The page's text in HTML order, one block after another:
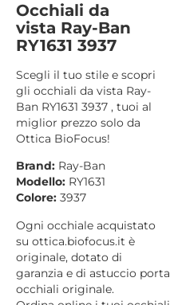
Occhiali da
vista Ray-Ban
RY1631 3937
Scegli il tuo stile e scopri
gli occhiali da vista Ray-
Ban RY1631 3937 , tuoi al
miglior prezzo solo da
Ottica BioFocus!
Brand: Ray-Ban
Modello: RY1631
Colore: 3937
Ogni occhiale acquistato
su ottica.biofocus.it è
originale, dotato di
garanzia e di astuccio porta
occhiali originale.